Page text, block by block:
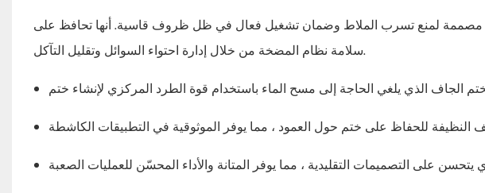
مصممة لمنع تسرب الملاط وضمان تشغيل فعال في ظل ظروف قاسية. أنها تحافظ على
سلامة نظام المضخة من خلال إدارة احتواء السوائل وتقليل التآكل.